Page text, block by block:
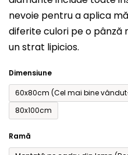
nevoie pentru a aplica
diferite culori pe o pânză
un strat lipicios.
Dimensiune
60x80cm (Cel mai bine
80x100cm
Ramă
5
stele.